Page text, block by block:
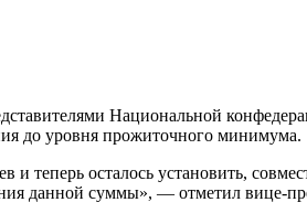
На­циональной
до уровня прожи­точного минимума.
теперь ос­талось установить,
данной суммы», — отметил вице-